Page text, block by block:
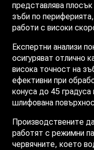
представлява
зъби по
работи с високи
Експертни анализи
осигуряват отлично
висока точност на
ефективни при
конуса до 45 градуса
шлифована
Производствените
работят с режимни
червячните, което